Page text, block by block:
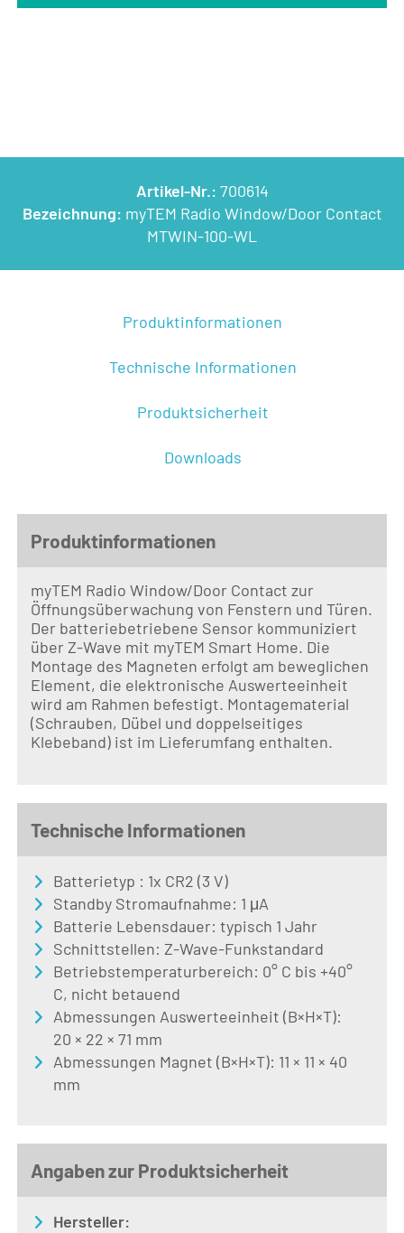
Artikel-Nr.: 700614
Bezeichnung: myTEM Radio Window/Door Contact
MTWIN-100-WL
Produktinformationen
Technische Informationen
Produktsicherheit
Downloads
Produktinformationen
myTEM Radio Window/Door Contact zur
Öffnungsüberwachung von Fenstern und Türen.
Der batteriebetriebene Sensor kommuniziert
über Z-Wave mit myTEM Smart Home. Die
Montage des Magneten erfolgt am beweglichen
Element, die elektronische Auswerteeinheit
wird am Rahmen befestigt. Montagematerial
(Schrauben, Dübel und doppelseitiges
Klebeband) ist im Lieferumfang enthalten.
Technische Informationen
Batterietyp : 1x CR2 (3 V)
Standby Stromaufnahme: 1 μA
Batterie Lebensdauer: typisch 1 Jahr
Schnittstellen: Z-Wave-Funkstandard
Betriebstemperaturbereich: 0° C bis +40°
C, nicht betauend
Abmessungen Auswerteeinheit (B×H×T):
20 × 22 × 71 mm
Abmessungen Magnet (B×H×T): 11 × 11 × 40
mm
Angaben zur Produktsicherheit
Hersteller: